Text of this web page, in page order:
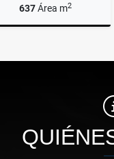
637Área m2
US$63,000